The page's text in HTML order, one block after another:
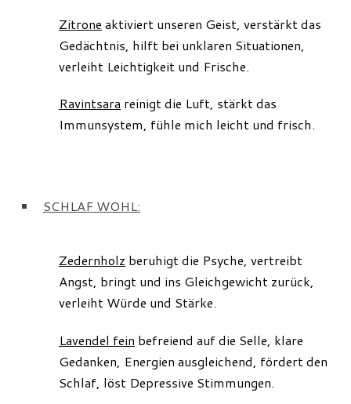
Zitrone aktiviert unseren Geist, verstärkt das
Gedächtnis, hilft bei unklaren Situationen,
verleiht Leichtigkeit und Frische.
Ravintsara reinigt die Luft, stärkt das
Immunsystem, fühle mich leicht und frisch.
SCHLAF WOHL:
Zedernholz beruhigt die Psyche, vertreibt
Angst, bringt und ins Gleichgewicht zurück,
verleiht Würde und Stärke.
Lavendel fein befreiend auf die Selle, klare
Gedanken, Energien ausgleichend, fördert den
Schlaf, löst Depressive Stimmungen.